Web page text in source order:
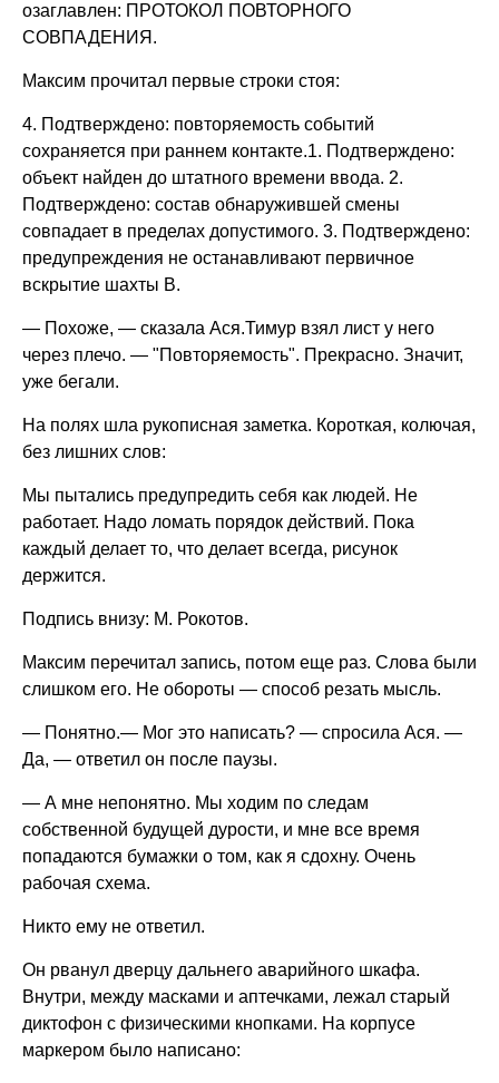
озаглавлен: ПРОТОКОЛ ПОВТОРНОГО
СОВПАДЕНИЯ.
Максим прочитал первые строки стоя:
4. Подтверждено: повторяемость событий
сохраняется при раннем контакте.1. Подтверждено:
объект найден до штатного времени ввода. 2.
Подтверждено: состав обнаружившей смены
совпадает в пределах допустимого. 3. Подтверждено:
предупреждения не останавливают первичное
вскрытие шахты B.
— Похоже, — сказала Ася.Тимур взял лист у него
через плечо. — "Повторяемость". Прекрасно. Значит,
уже бегали.
На полях шла рукописная заметка. Короткая, колючая,
без лишних слов:
Мы пытались предупредить себя как людей. Не
работает. Надо ломать порядок действий. Пока
каждый делает то, что делает всегда, рисунок
держится.
Подпись внизу: М. Рокотов.
Максим перечитал запись, потом еще раз. Слова были
слишком его. Не обороты — способ резать мысль.
— Понятно.— Мог это написать? — спросила Ася. —
Да, — ответил он после паузы.
— А мне непонятно. Мы ходим по следам
собственной будущей дурости, и мне все время
попадаются бумажки о том, как я сдохну. Очень
рабочая схема.
Никто ему не ответил.
Он рванул дверцу дальнего аварийного шкафа.
Внутри, между масками и аптечками, лежал старый
диктофон с физическими кнопками. На корпусе
маркером было написано: